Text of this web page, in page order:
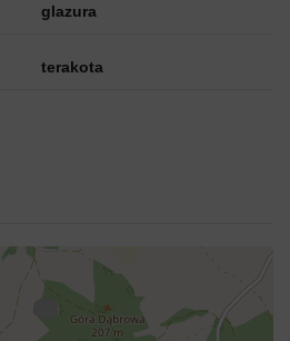
glazura
terakota